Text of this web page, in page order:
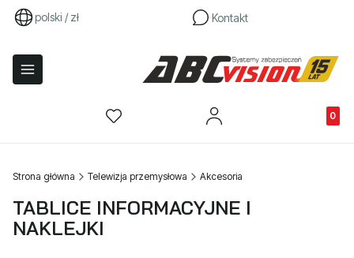
polski / zł Kontakt
Strona główna Telewizja przemysłowa Akcesoria
TABLICE INFORMACYJNE I
NAKLEJKI